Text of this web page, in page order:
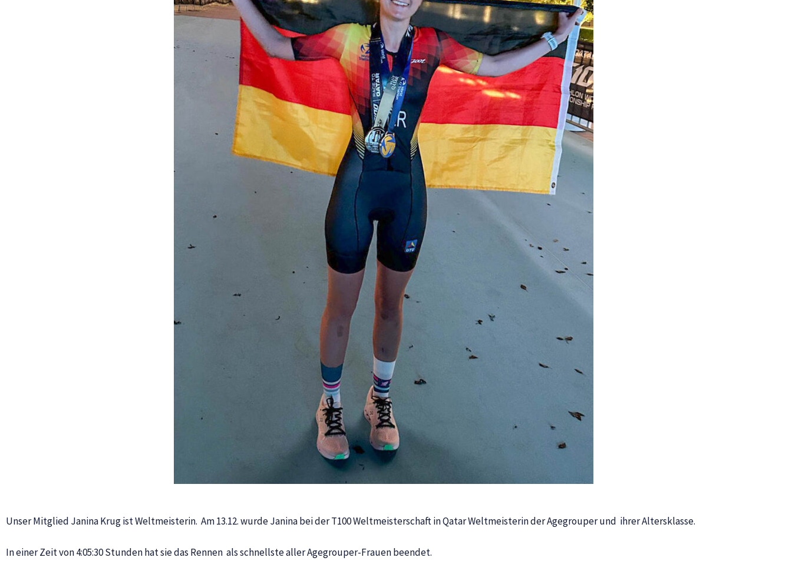
Unser Mitglied Janina Krug ist Weltmeisterin. Am 13.12. wurde Janina bei der T100 Weltmeisterschaft in Qatar Weltmeisterin der Agegrouper und ihrer Altersklasse.
In einer Zeit von 4:05:30 Stunden hat sie das Rennen als schnellste aller Agegrouper-Frauen beendet.